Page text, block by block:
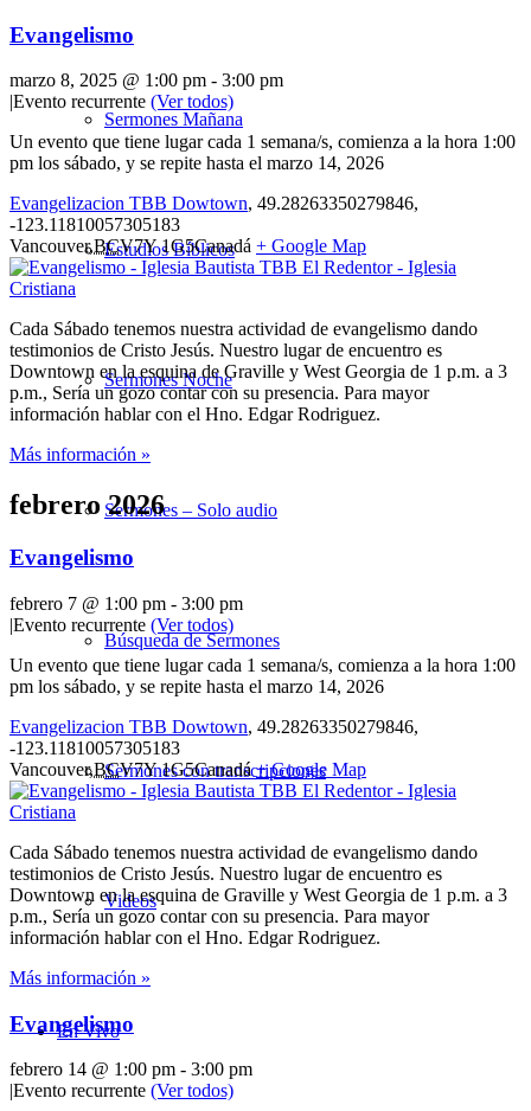
Sermones Mañana
Estudios Bíblicos
Sermones Noche
Sermones – Solo audio
Búsqueda de Sermones
Sermones con transcripciones
Videos
En Vivo
Evangelismo
marzo 8, 2025 @ 1:00 pm - 3:00 pm
|Evento recurrente (Ver todos)
Un evento que tiene lugar cada 1 semana/s, comienza a la hora 1:00
pm los sábado, y se repite hasta el marzo 14, 2026
Evangelizacion TBB Dowtown, 49.28263350279846,
-123.11810057305183
Vancouver,BCV7Y 1G5Canadá + Google Map
Cada Sábado tenemos nuestra actividad de evangelismo dando
testimonios de Cristo Jesús. Nuestro lugar de encuentro es
Downtown en la esquina de Graville y West Georgia de 1 p.m. a 3
p.m., Sería un gozo contar con su presencia. Para mayor
información hablar con el Hno. Edgar Rodriguez.
Más información »
febrero 2026
Evangelismo
febrero 7 @ 1:00 pm - 3:00 pm
|Evento recurrente (Ver todos)
Un evento que tiene lugar cada 1 semana/s, comienza a la hora 1:00
pm los sábado, y se repite hasta el marzo 14, 2026
Evangelizacion TBB Dowtown, 49.28263350279846,
-123.11810057305183
Vancouver,BCV7Y 1G5Canadá + Google Map
Cada Sábado tenemos nuestra actividad de evangelismo dando
testimonios de Cristo Jesús. Nuestro lugar de encuentro es
Downtown en la esquina de Graville y West Georgia de 1 p.m. a 3
p.m., Sería un gozo contar con su presencia. Para mayor
información hablar con el Hno. Edgar Rodriguez.
Más información »
Evangelismo
febrero 14 @ 1:00 pm - 3:00 pm
|Evento recurrente (Ver todos)